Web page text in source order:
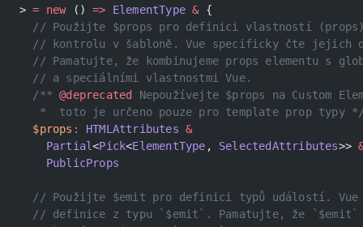
> = new () => ElementType & {
// Použijte $props pro definici vlastností
// kontrolu v šabloně. Vue specificky čte jejich
// Pamatujte, že kombinujeme props elementu s
  // a speciálními vlastnostmi Vue.
  /**
@deprecated
Nepoužívejte $props na Custom
*  toto je určeno pouze pro template prop typy
  $props
: HTMLAttributes &
    Partial
<Pick<ElementType , SelectedAttributes>>
    PublicProps
// Použijte $emit pro definici typů událostí.
// definice z typu `$emit`. Pamatujte, že